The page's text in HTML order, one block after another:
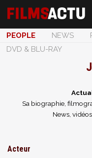
PEOPLE NEWS
DVD & BLU-RAY
Sa biographie,
News,
Acteur